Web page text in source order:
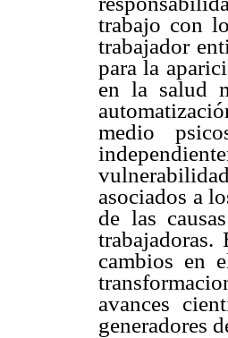
trabajo con
trabajador
para la
en la salud
medio
asociados a
de las
trabajadoras.
cambios en
avances
generadores